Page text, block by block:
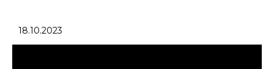
18.10.2023